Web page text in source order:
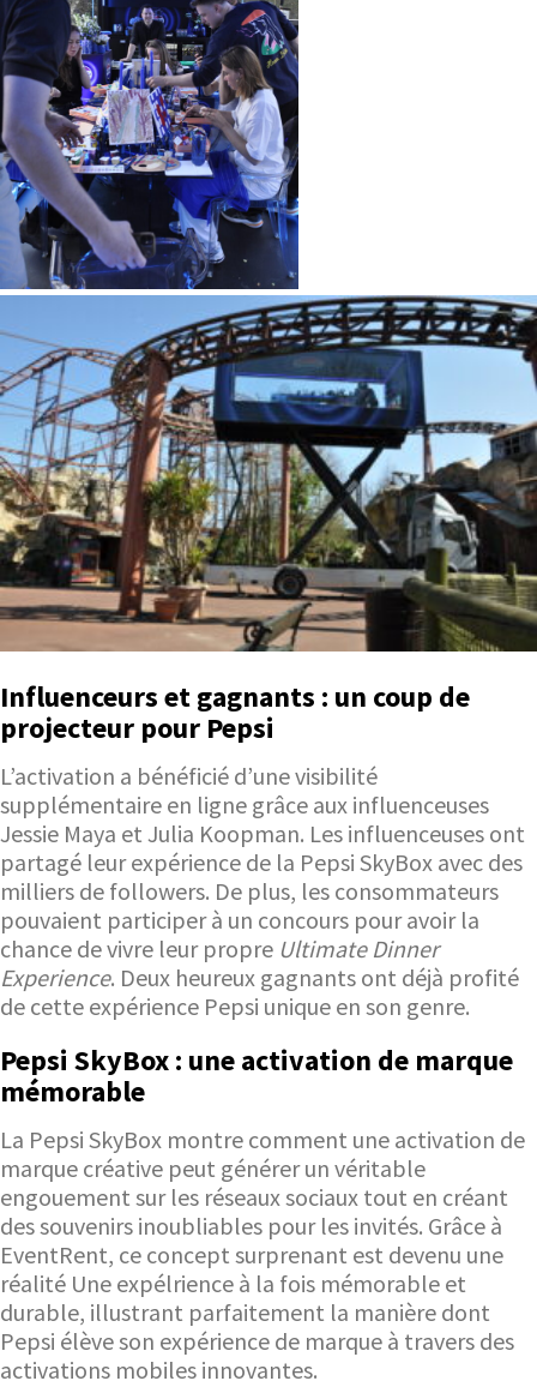
Influenceurs et gagnants : un coup de
projecteur pour Pepsi
L’activation a bénéficié d’une visibilité
supplémentaire en ligne grâce aux influenceuses
Jessie Maya et Julia Koopman. Les influenceuses ont
partagé leur expérience de la Pepsi SkyBox avec des
milliers de followers. De plus, les consommateurs
pouvaient participer à un concours pour avoir la
chance de vivre leur propre Ultimate Dinner
Experience. Deux heureux gagnants ont déjà profité
de cette expérience Pepsi unique en son genre.
Pepsi SkyBox : une activation de marque
mémorable
La Pepsi SkyBox montre comment une activation de
marque créative peut générer un véritable
engouement sur les réseaux sociaux tout en créant
des souvenirs inoubliables pour les invités. Grâce à
EventRent, ce concept surprenant est devenu une
réalité Une expélrience à la fois mémorable et
durable, illustrant parfaitement la manière dont
Pepsi élève son expérience de marque à travers des
activations mobiles innovantes.